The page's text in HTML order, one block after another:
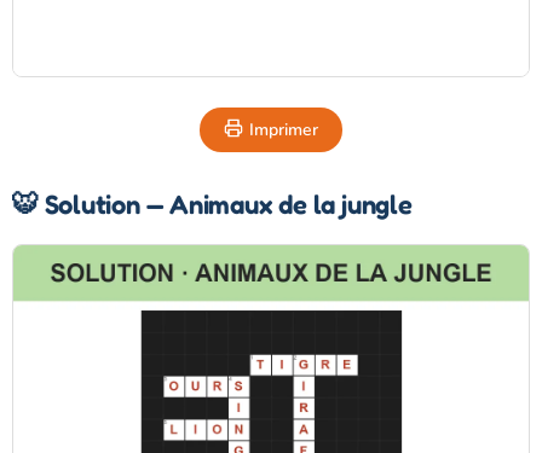
Imprimer
🐯 Solution — Animaux de la jungle